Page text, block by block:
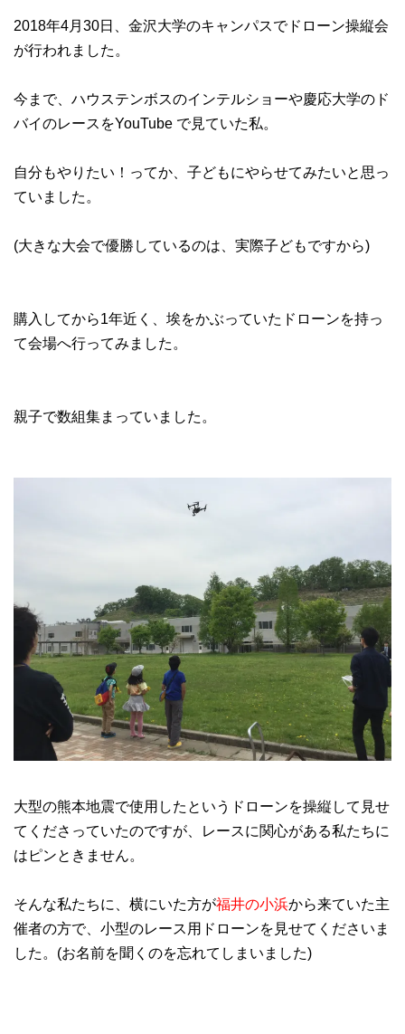
2018年4月30日、金沢大学のキャンパスでドローン操縦会
が行われました。
今まで、ハウステンボスのインテルショーや慶応大学のド
バイのレースをYouTube で見ていた私。
自分もやりたい！ってか、子どもにやらせてみたいと思っ
ていました。
(大きな大会で優勝しているのは、実際子どもですから)
購入してから1年近く、埃をかぶっていたドローンを持っ
て会場へ行ってみました。
親子で数組集まっていました。
大型の熊本地震で使用したというドローンを操縦して見せ
てくださっていたのですが、レースに関心がある私たちに
はピンときません。
そんな私たちに、横にいた方が福井の小浜から来ていた主
催者の方で、小型のレース用ドローンを見せてくださいま
した。(お名前を聞くのを忘れてしまいました)